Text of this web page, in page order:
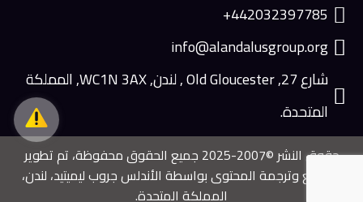
442032397785+
info@alandalusgroup.org
شارع 27, Old Gloucester , لندن, WC1N 3AX, المملكة
المتحدة.
حقوق النشر ©2007-2025 جميع الحقوق محفوظة، تم تطوير
الموقع وترجمة المحتوى بواسطة الأندلس جروب ليميتيد، لندن،
المملكة المتحدة.